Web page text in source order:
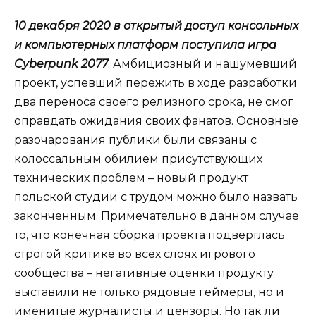
10 декабря 2020 в открытый доступ консольных
и компьютерных платформ поступила игра
Cyberpunk 2077. Амбициозный и нашумевший
проект, успевший пережить в ходе разработки
два переноса своего релизного срока, не смог
оправдать ожидания своих фанатов. Основные
разочарования публики были связаны с
колоссальным обилием присутствующих
технических проблем – новый продукт
польской студии с трудом можно было назвать
законченным. Примечательно в данном случае
то, что конечная сборка проекта подверглась
строгой критике во всех слоях игрового
сообщества – негативные оценки продукту
выставили не только рядовые геймеры, но и
именитые журналисты и цензоры. Но так ли